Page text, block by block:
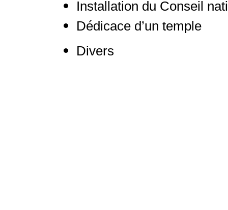
Installation du Conseil
Dédicace d’un temple
Divers